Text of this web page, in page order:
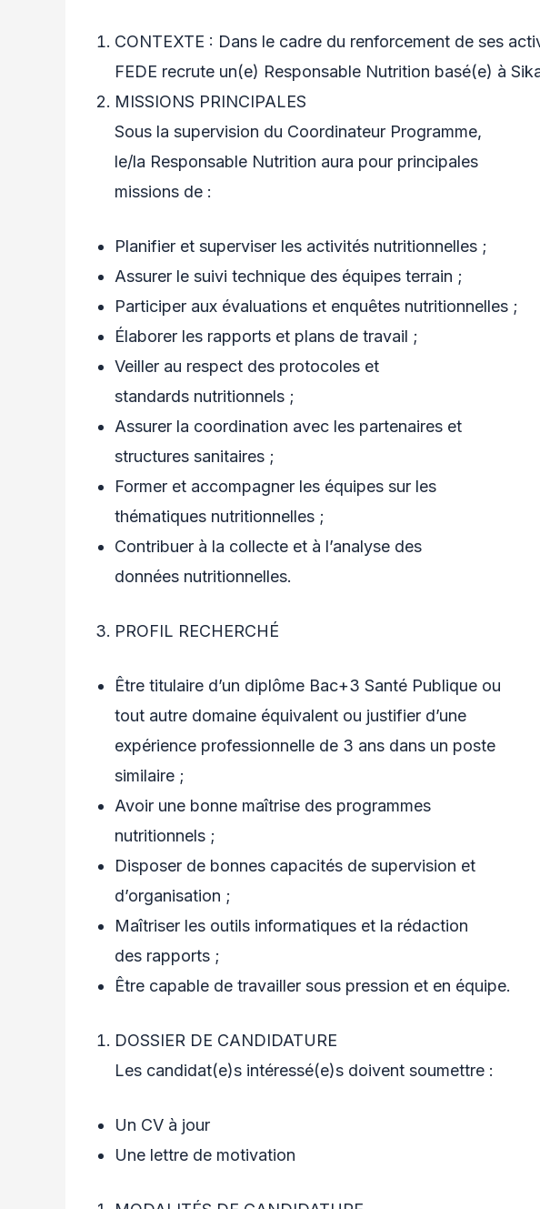
CONTEXTE : Dans le cadre du renforcement de ses
FEDE recrute un(e) Responsable Nutrition basé(e) à
MISSIONS PRINCIPALES
Sous la supervision du Coordinateur Programme,
le/la Responsable Nutrition aura pour principales
missions de :
Planifier et superviser les activités nutritionnelles ;
Assurer le suivi technique des équipes terrain ;
Participer aux évaluations et enquêtes nutritionnelles ;
Élaborer les rapports et plans de travail ;
Veiller au respect des protocoles et
standards nutritionnels ;
Assurer la coordination avec les partenaires et
structures sanitaires ;
Former et accompagner les équipes sur les
thématiques nutritionnelles ;
Contribuer à la collecte et à l’analyse des
données nutritionnelles.
PROFIL RECHERCHÉ
Être titulaire d’un diplôme Bac+3 Santé Publique ou
tout autre domaine équivalent ou justifier d’une
expérience professionnelle de 3 ans dans un poste
similaire ;
Avoir une bonne maîtrise des programmes
nutritionnels ;
Disposer de bonnes capacités de supervision et
d’organisation ;
Maîtriser les outils informatiques et la rédaction
des rapports ;
Être capable de travailler sous pression et en équipe.
DOSSIER DE CANDIDATURE
Les candidat(e)s intéressé(e)s doivent soumettre :
Un CV à jour
Une lettre de motivation